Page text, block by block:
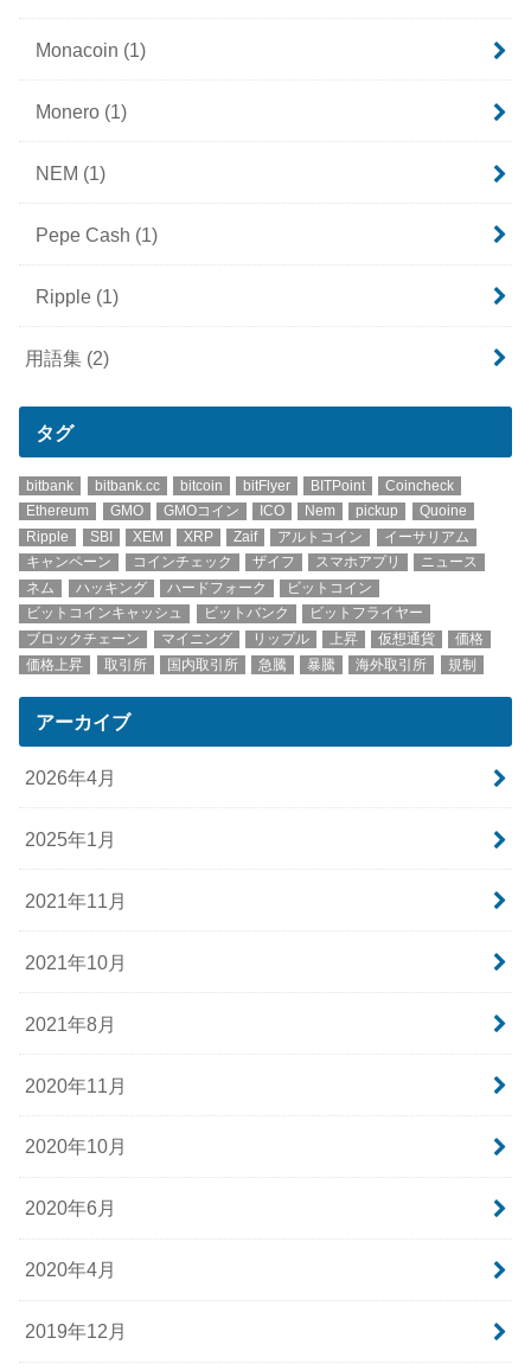
Monacoin (1)
Monero (1)
NEM (1)
Pepe Cash (1)
Ripple (1)
用語集 (2)
タグ
bitbank bitbank.cc bitcoin bitFlyer BITPoint
Coincheck
Ethereum
GMO GMOコイン ICO Nem pickup
Quoine
Ripple
SBI XEM XRP Zaif アルトコイン
イーサリアム
キャンペーン
コインチェック ザイフ スマホアプリ
ニュース
ネム
ハッキング ハードフォーク
ビットコイン
ビットコインキャッシュ
ビットバンク
ビットフライヤー
ブロックチェーン
マイニング リップル 上昇 仮想通貨
価格
価格上昇
取引所 国内取引所 急騰 暴騰 海外取引所 規制
アーカイブ
2026年4月
2025年1月
2021年11月
2021年10月
2021年8月
2020年11月
2020年10月
2020年6月
2020年4月
2019年12月